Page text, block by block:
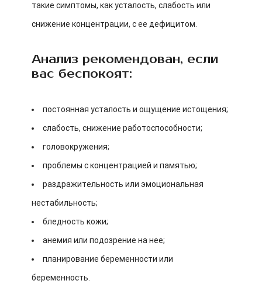
такие симптомы, как усталость, слабость или
снижение концентрации, с ее дефицитом.
Анализ рекомендован, если
вас беспокоят:
постоянная усталость и ощущение истощения;
слабость, снижение работоспособности;
головокружения;
проблемы с концентрацией и памятью;
раздражительность или эмоциональная
нестабильность;
бледность кожи;
анемия или подозрение на нее;
планирование беременности или
беременность.